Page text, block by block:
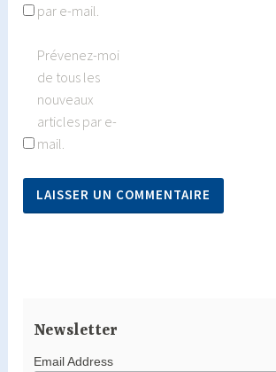
par e-mail.
Prévenez-moi
de tous les
nouveaux
articles par e-
mail.
Newsletter
Email Address